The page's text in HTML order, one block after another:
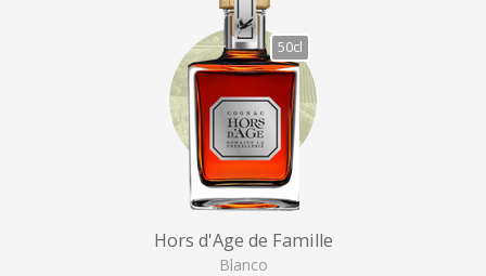
50cl
Hors d'Age de Famille
Blanco